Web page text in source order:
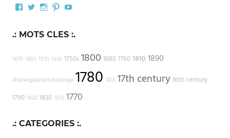
Facebook
TwitterInstagram
PinterestYouTube
.: MOTS CLES :.
1870 1885 1570 1630 1750s 1800 1880 1760 1810 1890
#fetesgalanteschallenge 1780 1818 17th century 16th century
1790 1820 1830 1610 1770
.: CATEGORIES :.